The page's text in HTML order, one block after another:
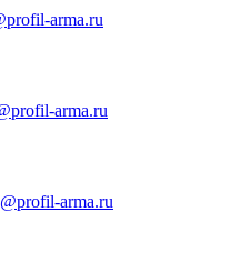
arma.ru
arma.ru
arma.ru